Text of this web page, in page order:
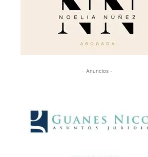
- Anuncios -